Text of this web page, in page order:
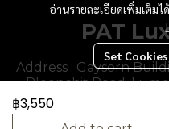
฿3,550
อ่านรายละเอียดเพิ่มเติมไ
Set Cookies
PAT
Address : Gaysorn
Ploenchit Road,